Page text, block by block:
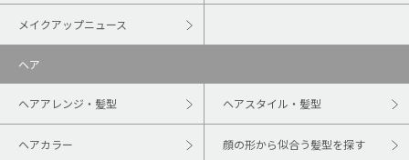
メイクアップニュース
ヘア
ヘアアレンジ・髪型 ヘアスタイル・髪型
ヘアカラー 顔の形から似合う髪型を探す